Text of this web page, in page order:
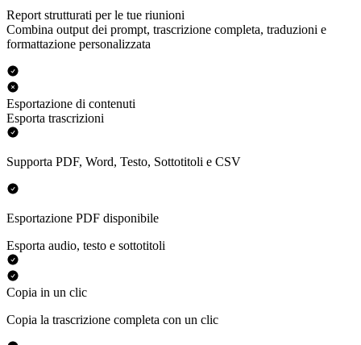
Report strutturati per le tue riunioni
Combina output dei prompt, trascrizione completa, traduzioni e
formattazione personalizzata
Esportazione di contenuti
Esporta trascrizioni
Supporta PDF, Word, Testo, Sottotitoli e CSV
Esportazione PDF disponibile
Esporta audio, testo e sottotitoli
Copia in un clic
Copia la trascrizione completa con un clic